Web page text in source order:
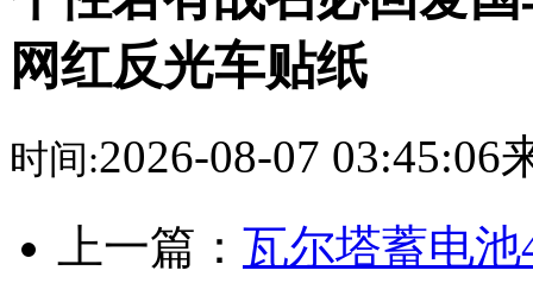
网红反光车贴纸
时间:2026-08-07 03:45:06
上一篇： 瓦尔塔蓄电